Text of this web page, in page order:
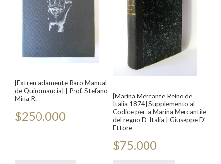
[Extremadamente Raro Manual
de Quiromancia] | Prof. Stefano
Mina R.
$250.000
[Marina Mercante Reino de
Italia 1874] Supplemento al
Codice per la Marina Mercantile
del regno D’ Italia | Giuseppe D’
Ettore
$75.000